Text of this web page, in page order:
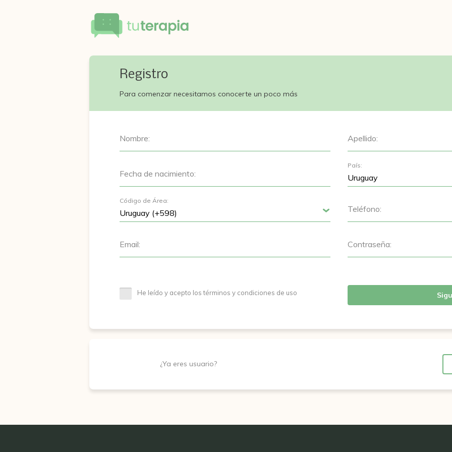
Registro
Para comenzar necesitamos conocerte un poco más
Nombre: Apellido:
Fecha de nacimiento:
País:
Código de Área:
Teléfono:
Email: Contraseña:
He leído y acepto los términos y condiciones de uso
¿Ya eres usuario?